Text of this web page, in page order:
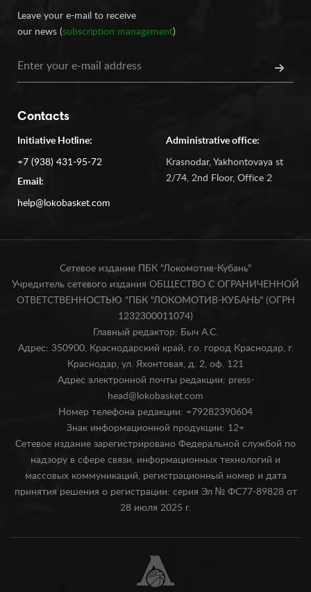
Leave your e-mail to receive
our news (subscription management)
Contacts
Initiative Hotline:
+7 (938) 431-95-72
Email:
help@lokobasket.com
Administrative office:
Krasnodar, Yakhontovaya st
2/74, 2nd Floor, Office 2
Сетевое издание ПБК "Локомотив-Кубань"
Учредитель сетевого издания ОБЩЕСТВО С ОГРАНИЧЕННОЙ
ОТВЕТСТВЕННОСТЬЮ "ПБК "ЛОКОМОТИВ-КУБАНЬ" (ОГРН
1232300011074)
Главный редактор: Быч А.С.
Адрес: 350900, Краснодарский край, г.о. город Краснодар, г.
Краснодар, ул. Яхонтовая, д. 2, оф. 121
Адрес электронной почты редакции: press-
head@lokobasket.com
Номер телефона редакции: +79282390604
Знак информационной продукции: 12+
Сетевое издание зарегистрировано Федеральной службой по
надзору в сфере связи, информационных технологий и
массовых коммуникаций, регистрационный номер и дата
принятия решения о регистрации: серия Эл № ФС77-89828 от
28 июля 2025 г.